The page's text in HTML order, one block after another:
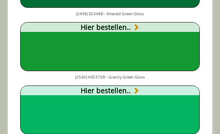
(2498) S5348B - Emerald Green Gloss
Hier bestellen..
(2540) HS5370B - Granny Green Gloss
Hier bestellen..